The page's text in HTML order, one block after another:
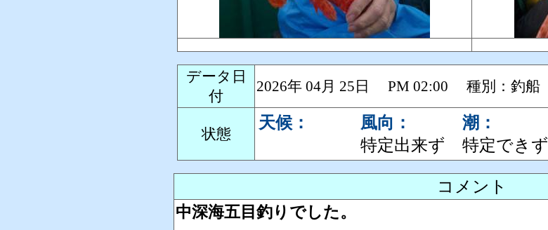
データ日
付
2026年 04月 25日 PM 02:00 種別：釣船
状態
天候：
風向：
特定出来ず
潮：
特定できず
コメント
中深海五目釣りでした。